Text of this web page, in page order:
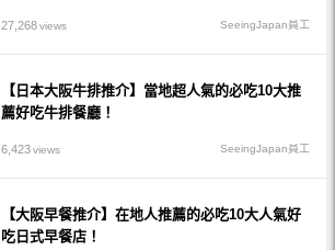
27,268views SeeingJapan員工
【日本大阪牛排推介】當地超人氣的必吃10大推
薦好吃牛排餐廳！
6,423views SeeingJapan員工
【大阪早餐推介】在地人推薦的必吃10大人氣好
吃日式早餐店！